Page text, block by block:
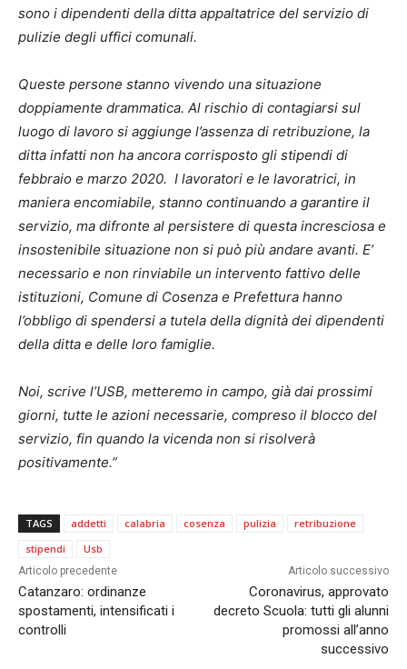
sono i dipendenti della ditta appaltatrice del servizio di
pulizie degli uffici comunali.
Queste persone stanno vivendo una situazione
doppiamente drammatica. Al rischio di contagiarsi sul
luogo di lavoro si aggiunge l’assenza di retribuzione, la
ditta infatti non ha ancora corrisposto gli stipendi di
febbraio e marzo 2020. I lavoratori e le lavoratrici, in
maniera encomiabile, stanno continuando a garantire il
servizio, ma difronte al persistere di questa incresciosa e
insostenibile situazione non si può più andare avanti. E’
necessario e non rinviabile un intervento fattivo delle
istituzioni, Comune di Cosenza e Prefettura hanno
l’obbligo di spendersi a tutela della dignità dei dipendenti
della ditta e delle loro famiglie.
Noi, scrive l’USB, metteremo in campo, già dai prossimi
giorni, tutte le azioni necessarie, compreso il blocco del
servizio, fin quando la vicenda non si risolverà
positivamente.”
TAGS addetti calabria cosenza pulizia
retribuzione
stipendi
Usb
Articolo precedente
Catanzaro: ordinanze
spostamenti, intensificati i
controlli
Articolo successivo
Coronavirus, approvato
decreto Scuola: tutti gli alunni
promossi all’anno
successivo